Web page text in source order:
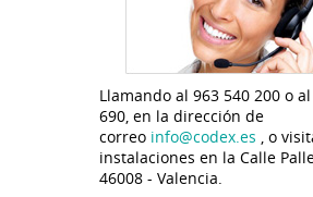
Llamando al 963 540 200 o al
690, en la dirección de
correo info@codex.es , o
instalaciones en la Calle
46008 - Valencia.